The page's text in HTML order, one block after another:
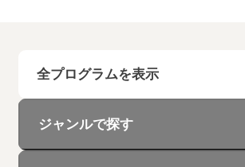
全プログラムを表示
ジャンルで探す